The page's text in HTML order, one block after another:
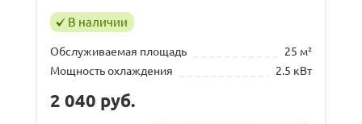
В наличии
Обслуживаемая площадь
25 м²
Мощность охлаждения
2.5 кВт
2 040 руб.